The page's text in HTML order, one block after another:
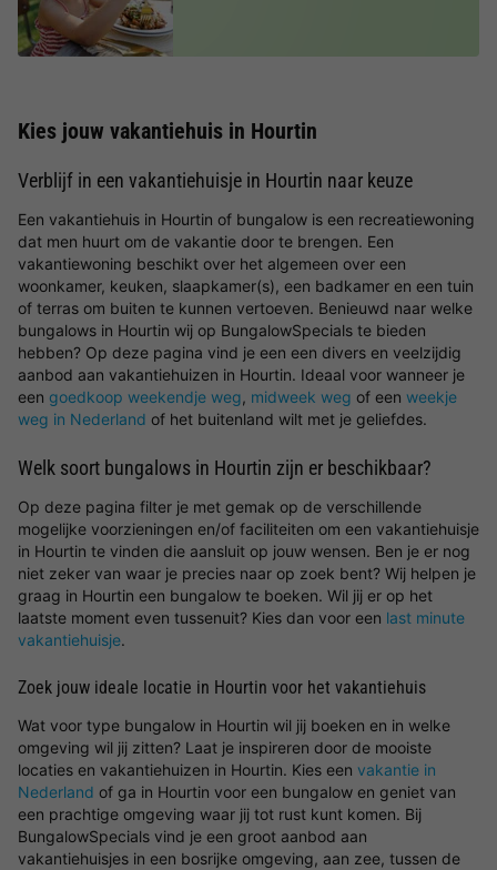
Kies jouw vakantiehuis in Hourtin
Verblijf in een vakantiehuisje in Hourtin naar keuze
Een vakantiehuis in Hourtin of bungalow is een recreatiewoning
dat men huurt om de vakantie door te brengen. Een
vakantiewoning beschikt over het algemeen over een
woonkamer, keuken, slaapkamer(s), een badkamer en een tuin
of terras om buiten te kunnen vertoeven. Benieuwd naar welke
bungalows in Hourtin wij op BungalowSpecials te bieden
hebben? Op deze pagina vind je een een divers en veelzijdig
aanbod aan vakantiehuizen in Hourtin. Ideaal voor wanneer je
een goedkoop weekendje weg, midweek weg of een weekje
weg in Nederland of het buitenland wilt met je geliefdes.
Welk soort bungalows in Hourtin zijn er beschikbaar?
Op deze pagina filter je met gemak op de verschillende
mogelijke voorzieningen en/of faciliteiten om een vakantiehuisje
in Hourtin te vinden die aansluit op jouw wensen. Ben je er nog
niet zeker van waar je precies naar op zoek bent? Wij helpen je
graag in Hourtin een bungalow te boeken. Wil jij er op het
laatste moment even tussenuit? Kies dan voor een last minute
vakantiehuisje.
Zoek jouw ideale locatie in Hourtin voor het vakantiehuis
Wat voor type bungalow in Hourtin wil jij boeken en in welke
omgeving wil jij zitten? Laat je inspireren door de mooiste
locaties en vakantiehuizen in Hourtin. Kies een vakantie in
Nederland of ga in Hourtin voor een bungalow en geniet van
een prachtige omgeving waar jij tot rust kunt komen. Bij
BungalowSpecials vind je een groot aanbod aan
vakantiehuisjes in een bosrijke omgeving, aan zee, tussen de